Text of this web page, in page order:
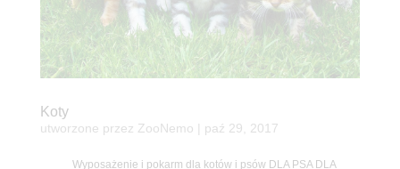
Koty
utworzone przez ZooNemo paź 29, 2017
Wyposażenie i pokarm dla kotów i psów DLA PSA DLA